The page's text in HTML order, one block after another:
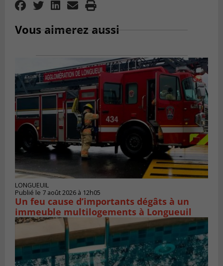
Vous aimerez aussi
LONGUEUIL
Publié le 7 août 2026 à 12h05
Un feu cause d’importants dégâts à un
immeuble multilogements à Longueuil